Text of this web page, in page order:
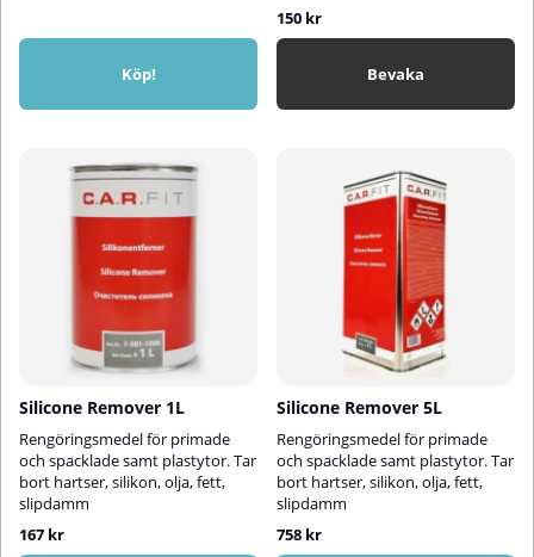
Köp!
150 kr
Bevaka
Silicone Remover 1L
Rengöringsmedel för primade
och spacklade samt plastytor. Tar
bort hartser, silikon, olja, fett,
slipdamm
167 kr
Silicone Remover 5L
Rengöringsmedel för primade
och spacklade samt plastytor. Tar
bort hartser, silikon, olja, fett,
slipdamm
758 kr